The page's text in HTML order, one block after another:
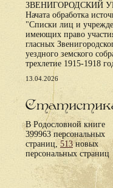
ЗВЕНИГОРОДСКИЙ
Начата обработка
"Списки лиц и
имеющих право
гласных
уездного земского
трехлетие 1915-1918
13.04.2026
В Родословной книге
399963 персональных
страниц,513новых
персональных страниц